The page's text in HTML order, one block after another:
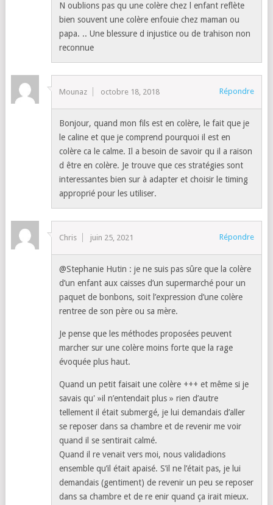
N oublions pas qu une colère chez l enfant reflète
bien souvent une colère enfouie chez maman ou
papa. .. Une blessure d injustice ou de trahison non
reconnue
Mounaz octobre 18, 2018 Répondre
Bonjour, quand mon fils est en colère, le fait que je
le caline et que je comprend pourquoi il est en
colère ca le calme. Il a besoin de savoir qu il a raison
d être en colère. Je trouve que ces stratégies sont
interessantes bien sur à adapter et choisir le timing
approprié pour les utiliser.
Chris juin 25, 2021 Répondre
@Stephanie Hutin : je ne suis pas sûre que la colère
d’un enfant aux caisses d’un supermarché pour un
paquet de bonbons, soit l’expression d’une colère
rentree de son père ou sa mère.
Je pense que les méthodes proposées peuvent
marcher sur une colère moins forte que la rage
évoquée plus haut.
Quand un petit faisait une colère +++ et même si je
savais qu' »il n’entendait plus » rien d’autre
tellement il était submergé, je lui demandais d’aller
se reposer dans sa chambre et de revenir me voir
quand il se sentirait calmé.
Quand il re venait vers moi, nous validadions
ensemble qu’il était apaisé. S’il ne l’était pas, je lui
demandais (gentiment) de revenir un peu se reposer
dans sa chambre et de re enir quand ça irait mieux.